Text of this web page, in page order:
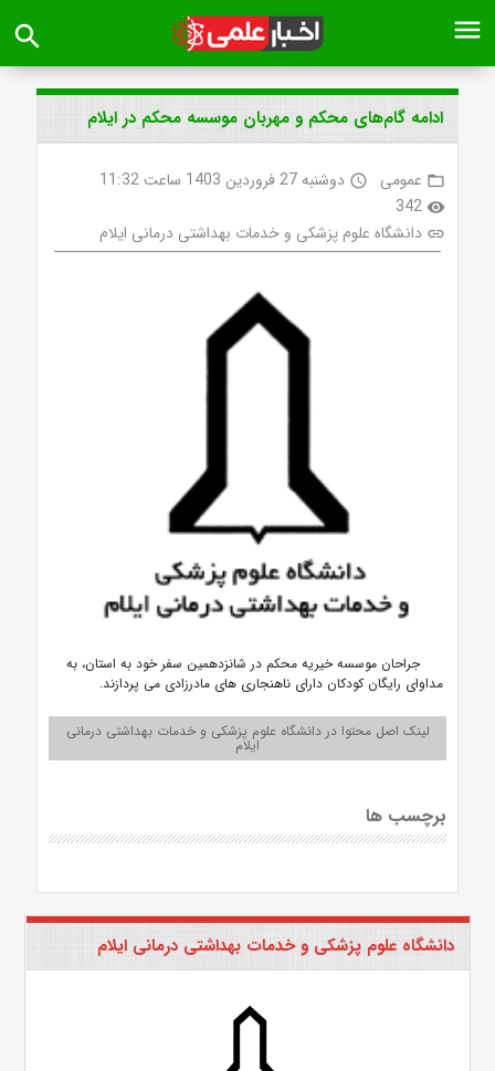
menu
search
ادامه گام‌های محکم و مهربان موسسه محکم در ایلام
folder_open عمومی access_time دوشنبه 27 فروردین 1403 ساعت 11:32
visibility
342
link دانشگاه علوم پزشکی و خدمات بهداشتی درمانی ایلام
جراحان موسسه خیریه محکم در شانزدهمین سفر خود به استان، به
مداوای رایگان کودکان دارای ناهنجاری های مادرزادی می پردازند.
لینک اصل محتوا در دانشگاه علوم پزشکی و خدمات بهداشتی درمانی
ایلام
برچسب ها
دانشگاه علوم پزشکی و خدمات بهداشتی درمانی ایلام